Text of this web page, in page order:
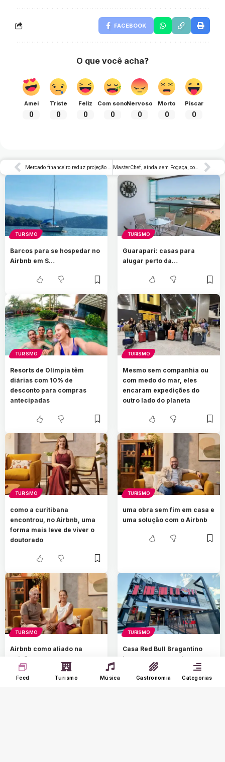
FACEBOOK
O que você acha?
Amei
0
Triste
0
Feliz
0
Com sono
0
Nervoso
0
Morto
0
Piscar
0
MasterChef, ainda sem Fogaça, convida competidoras de outras temporadas | Blog do Lorençato
TURISMO
Barcos para se hospedar no
Airbnb em S…
TURISMO
Guarapari: casas para
alugar perto da…
TURISMO
Resorts de Olímpia têm
diárias com 10% de
desconto para compras
antecipadas
TURISMO
Mesmo sem companhia ou
com medo do mar, eles
encaram expedições do
outro lado do planeta
TURISMO
como a curitibana
encontrou, no Airbnb, uma
forma mais leve de viver o
doutorado
TURISMO
uma obra sem fim em casa e
uma solução com o Airbnb
TURISMO
Airbnb como aliado na
paixão pelo esporte
TURISMO
Casa Red Bull Bragantino
inaugura espaço kids em
Bragança Paulista
Feed Turismo Música Gastronomia Categorias